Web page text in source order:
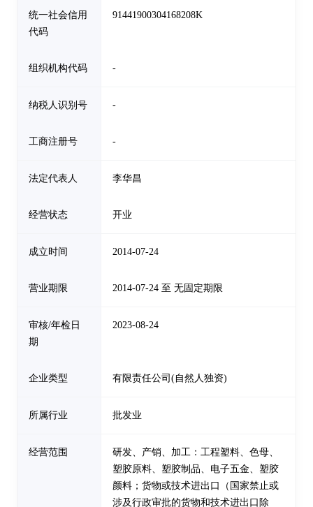
统一社会信用
代码
91441900304168208K
组织机构代码 -
纳税人识别号 -
工商注册号 -
法定代表人 李华昌
经营状态 开业
成立时间 2014-07-24
营业期限 2014-07-24 至 无固定期限
审核/年检日
期
2023-08-24
企业类型 有限责任公司(自然人独资)
所属行业 批发业
经营范围
研发、产销、加工：工程塑料、色母、
塑胶原料、塑胶制品、电子五金、塑胶
颜料；货物或技术进出口（国家禁止或
涉及行政审批的货物和技术进出口除